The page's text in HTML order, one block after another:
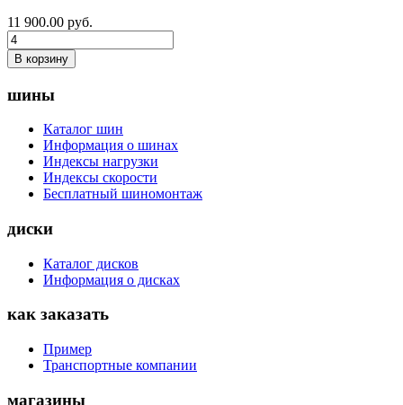
11 900.00 руб.
В корзину
шины
Каталог шин
Информация о шинах
Индексы нагрузки
Индексы скорости
Бесплатный шиномонтаж
диски
Каталог дисков
Информация о дисках
как заказать
Пример
Транспортные компании
магазины